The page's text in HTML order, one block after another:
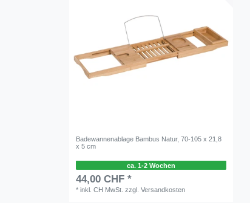
Badewannenablage Bambus Natur, 70-105 x 21,8
x 5 cm
ca. 1-2 Wochen
44,00 CHF *
*inkl. CH MwSt. zzgl.Versandkosten